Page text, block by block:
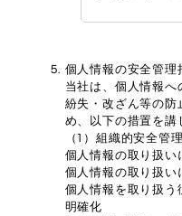
個人情報の安全管理
当社は、個人情報へ
紛失・改ざん等の防
め、以下の措置を講
（1）組織的安全管
個人情報の取り扱い
個人情報の取り扱い
個人情報を取り扱う
明確化